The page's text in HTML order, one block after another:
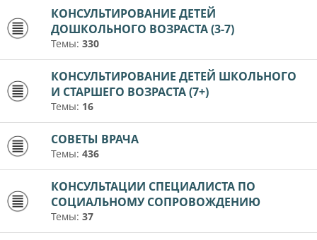
КОНСУЛЬТИРОВАНИЕ ДЕТЕЙ
ДОШКОЛЬНОГО ВОЗРАСТА (3-7)
Темы: 330
КОНСУЛЬТИРОВАНИЕ ДЕТЕЙ ШКОЛЬНОГО
И СТАРШЕГО ВОЗРАСТА (7+)
Темы: 16
СОВЕТЫ ВРАЧА
Темы: 436
КОНСУЛЬТАЦИИ СПЕЦИАЛИСТА ПО
СОЦИАЛЬНОМУ СОПРОВОЖДЕНИЮ
Темы: 37